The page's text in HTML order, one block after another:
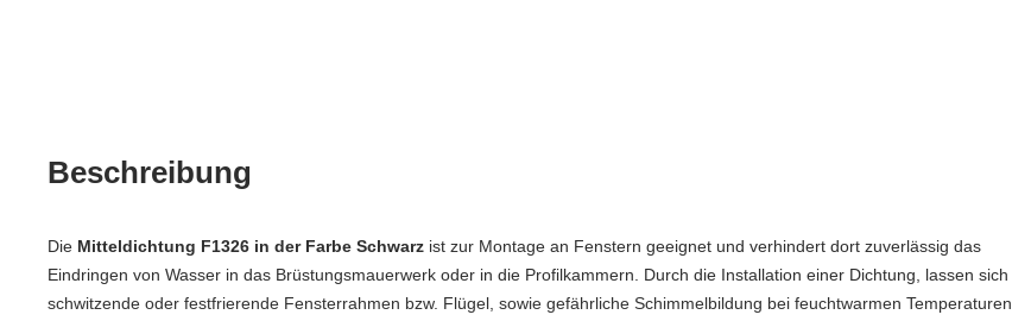
Beschreibung
Die Mitteldichtung F1326 in der Farbe Schwarz ist zur Montage an Fenstern geeignet und verhindert dort zuverlässig das
Eindringen von Wasser in das Brüstungsmauerwerk oder in die Profilkammern. Durch die Installation einer Dichtung, lassen sich
schwitzende oder festfrierende Fensterrahmen bzw. Flügel, sowie gefährliche Schimmelbildung bei feuchtwarmen Temperaturen,